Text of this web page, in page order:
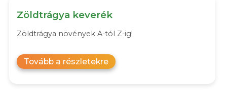
Zöldtrágya keverék
Zöldtrágya növények A-tól Z-ig!
Tovább a részletekre